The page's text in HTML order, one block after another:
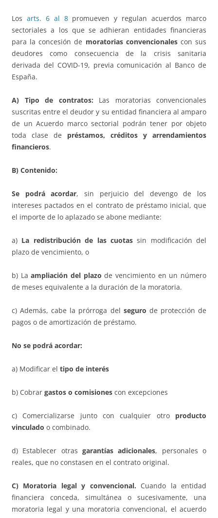
Los arts. 6 al 8promueven y regulan acuerdos marco
sectoriales a los que se adhieran entidades financieras
para la concesión de moratorias convencionalescon sus
deudores como consecuencia de la crisis sanitaria
derivada del COVID-19, previa comunicación al Banco de
España.
A) Tipo de contratos: Las moratorias convencionales
suscritas entre el deudor y su entidad financiera al amparo
de un Acuerdo marco sectorial podrán tener por objeto
toda clase de préstamos, créditos y arrendamientos
financieros.
B) Contenido:
Se podrá acordar, sin perjuicio del devengo de los
intereses pactados en el contrato de préstamo inicial, que
el importe de lo aplazado se abone mediante:
a) La redistribución de las cuotassin modificación del
plazo de vencimiento, o
b) Laampliación del plazo de vencimiento en un número
de meses equivalente a la duración de la moratoria.
c) Además, cabe la prórroga del seguro de protección de
pagos o de amortización de préstamo.
No se podrá acordar:
a) Modificar el tipo de interés
b) Cobrar gastos o comisiones con excepciones
c) Comercializarse junto con cualquier otro producto
vinculado o combinado.
d) Establecer otras garantías adicionales, personales o
reales, que no constasen en el contrato original.
C) Moratoria legal y convencional. Cuando la entidad
financiera conceda, simultánea o sucesivamente, una
moratoria legal y una moratoria convencional, el acuerdo